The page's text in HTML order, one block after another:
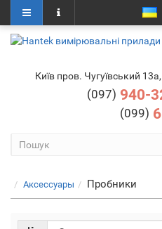
Київ пров. Чугуївський
(097) 940-
(099)
Аксесcуары Пробники